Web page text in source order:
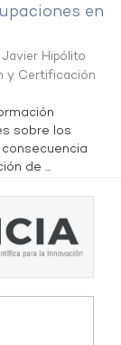
en
Hipólito
y Certificación
sobre los
de ...